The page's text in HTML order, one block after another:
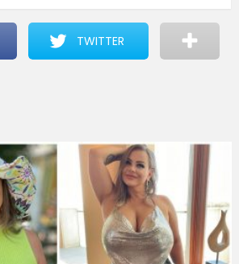
TWITTER